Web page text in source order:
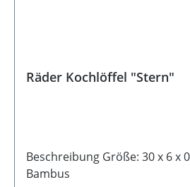
Räder Kochlöffel "Stern"
Beschreibung Größe: 30 x 6 x
Bambus